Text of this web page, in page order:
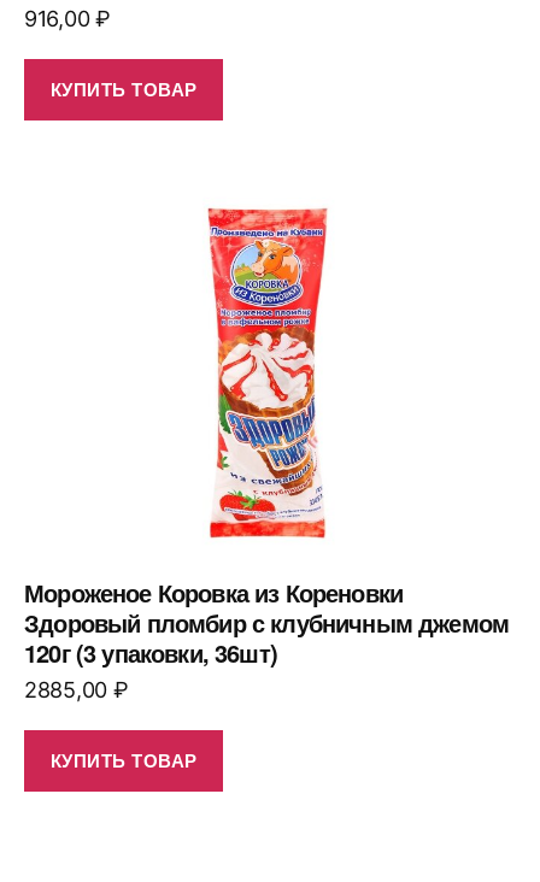
916,00₽
КУПИТЬ ТОВАР
Мороженое Коровка из Кореновки
Здоровый пломбир с клубничным джемом
120г (3 упаковки, 36шт)
2885,00 ₽
КУПИТЬ ТОВАР